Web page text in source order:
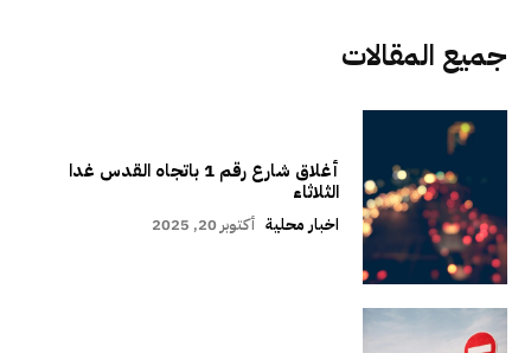
جميع المقالات
أغلاق شارع رقم 1 باتجاه القدس غدا
الثلاثاء
اخبار محلية أكتوبر 20, 2025